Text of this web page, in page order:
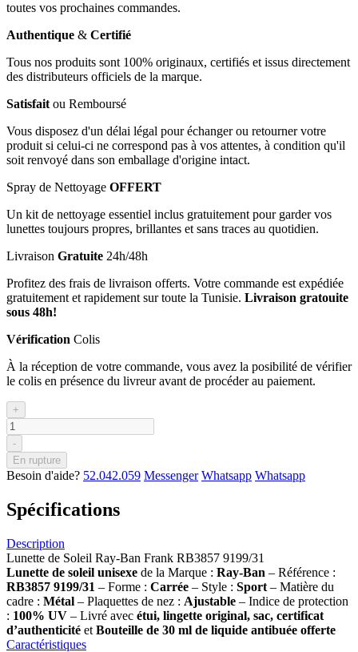
toutes vos prochaines commandes.
Authentique & Certifié
Tous nos produits sont 100% originaux, certifiés et issus directement
des distributeurs officiels de la marque.
Satisfait ou Remboursé
Vous disposez d'un délai légal pour échanger ou retourner votre
produit si celui-ci ne correspond pas à vos attentes, à condition qu'il
soit renvoyé dans son emballage d'origine intact.
Spray de Nettoyage OFFERT
Un kit de nettoyage essentiel inclus gratuitement pour garder vos
lunettes toujours propres, brillantes et sans traces au quotidien.
Livraison Gratuite 24h/48h
Profitez des frais de livraison offerts. Votre commande est expédiée
gratuitement et rapidement sur toute la Tunisie. Livraison gratouite
sous 48h!
Vérification Colis
À la réception de votre commande, vous avez la posibilité de vérifier
le colis en présence du livreur avant de procéder au paiement.
+
-
En rupture
Besoin d'aide? 52.042.059 Messenger Whatsapp Whatsapp
Spécifications
Description
Lunette de Soleil Ray-Ban Frank RB3857 9199/31
Lunette de soleil unisexe de la Marque : Ray-Ban – Référence :
RB3857 9199/31 – Forme : Carrée – Style : Sport – Matière du
cadre : Métal – Plaquettes de nez : Ajustable – Indice de protection
: 100% UV – Livré avec étui, lingette original, sac, certificat
d’authenticité et Bouteille de 30 ml de liquide antibuée offerte
Caractéristiques